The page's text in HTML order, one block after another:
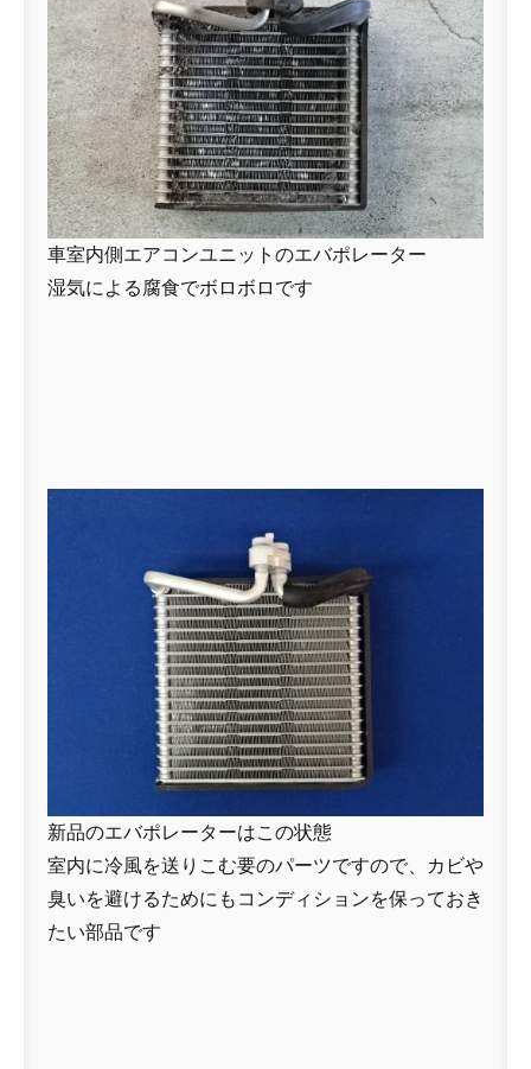
車室内側エアコンユニットのエバポレーター
湿気による腐食でボロボロです
新品のエバポレーターはこの状態
室内に冷風を送りこむ要のパーツですので、カビや
臭いを避けるためにもコンディションを保っておき
たい部品です